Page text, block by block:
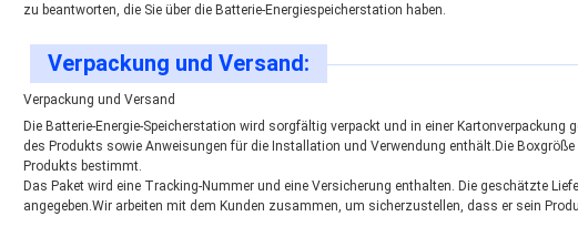
zu beantworten, die Sie über die Batterie-Energiespeicherstation haben.
Verpackung und Versand:
Verpackung und Versand
Die Batterie-Energie-Speicherstation wird sorgfältig verpackt und in einer
des Produkts sowie Anweisungen für die Installation und Verwendung enthält.Die
Produkts bestimmt.
Das Paket wird eine Tracking-Nummer und eine Versicherung enthalten. Die geschätzte
angegeben.Wir arbeiten mit dem Kunden zusammen, um sicherzustellen, dass er sein